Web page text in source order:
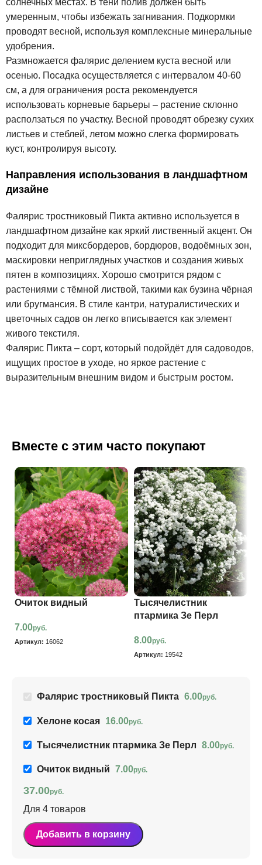
умеренным, чтобы избежать загнивания. Подкормки
проводят весной, используя комплексные минеральные
удобрения.
Размножается фалярис делением куста весной или
осенью. Посадка осуществляется с интервалом 40-60
см, а для ограничения роста рекомендуется
использовать корневые барьеры – растение склонно
расползаться по участку. Весной проводят обрезку сухих
листьев и стеблей, летом можно слегка формировать
куст, контролируя высоту.
Направления использования в ландшафтном
дизайне
Фалярис тростниковый Пикта активно используется в
ландшафтном дизайне как яркий лиственный акцент. Он
подходит для миксбордеров, бордюров, водоёмных зон,
маскировки неприглядных участков и создания живых
пятен в композициях. Хорошо смотрится рядом с
растениями с тёмной листвой, такими как бузина чёрная
или бругмансия. В стиле кантри, натуралистических и
цветочных садов он легко вписывается как элемент
живого текстиля.
Фалярис Пикта – сорт, который подойдёт для садоводов,
ищущих простое в уходе, но яркое растение с
выразительным внешним видом и быстрым ростом.
Вместе с этим часто покупают
Очиток видный
7.00руб.
Артикул: 16062
Тысячелистник
птармика Зе Перл
8.00руб.
Артикул: 19542
Фалярис тростниковый Пикта 6.00руб.
Хелоне косая 16.00руб.
Тысячелистник птармика Зе Перл 8.00руб.
Очиток видный 7.00руб.
37.00руб.
Для 4 товаров
Добавить в корзину